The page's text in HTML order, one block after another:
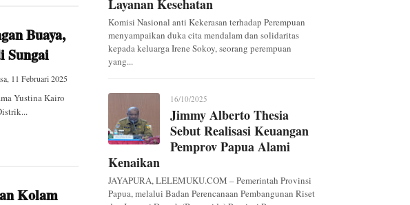
Buaya,
Sungai
11 Februari 2025
Yustina Kairo
Kolam
Layanan Kesehatan
Komisi Nasional anti Kekerasan terhadap Perempuan
menyampaikan duka cita mendalam dan solidaritas
kepada keluarga Irene Sokoy, seorang perempuan
yang...
16/10/2025
Jimmy Alberto Thesia
Sebut Realisasi Keuangan
Pemprov Papua Alami
Kenaikan
JAYAPURA, LELEMUKU.COM – Pemerintah Provinsi
Papua, melalui Badan Perencanaan Pembangunan Riset